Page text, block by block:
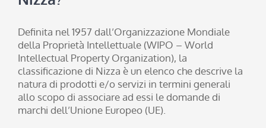
Definita nel 1957 dall’Organizzazione Mondiale
della Proprietà Intellettuale (WIPO – World
Intellectual Property Organization), la
classificazione di Nizza è un elenco che descrive la
natura di prodotti e/o servizi in termini generali
allo scopo di associare ad essi le domande di
marchi dell’Unione Europeo (UE).